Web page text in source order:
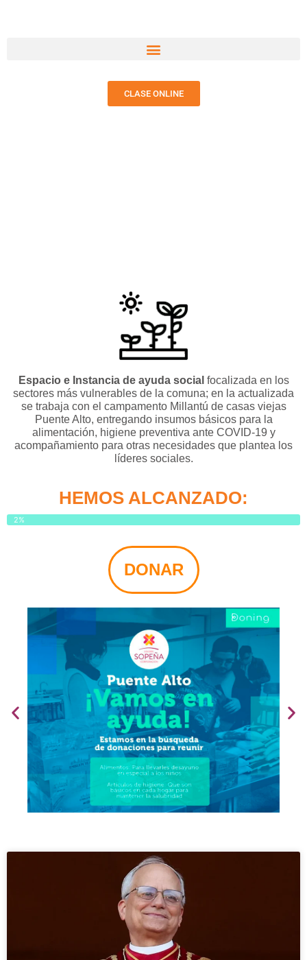
CLASE ONLINE
Espacio e Instancia de ayuda social focalizada en los
sectores más vulnerables de la comuna; en la actualizada
se trabaja con el campamento Millantú de casas viejas
Puente Alto, entregando insumos básicos para la
alimentación, higiene preventiva ante COVID-19 y
acompañamiento para otras necesidades que plantea los
líderes sociales.
HEMOS ALCANZADO:
2%
DONAR